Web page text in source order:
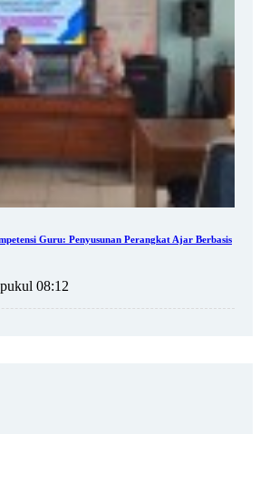
Guru: Penyusunan Perangkat Ajar Berbasis
08:12